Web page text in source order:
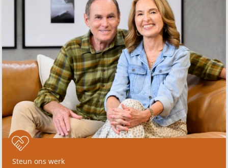
Steun ons werk